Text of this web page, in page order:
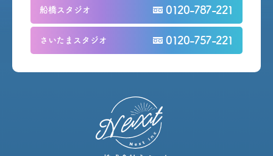
船橋スタジオ 0120-787-221
さいたまスタジオ 0120-757-221